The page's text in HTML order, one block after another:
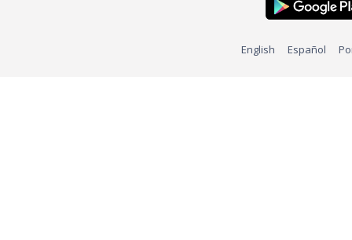
English Español